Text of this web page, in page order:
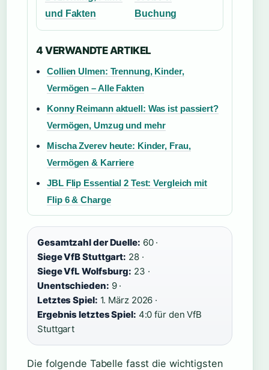
und Fakten
Buchung
4 VERWANDTE ARTIKEL
Collien Ulmen: Trennung, Kinder,
Vermögen – Alle Fakten
Konny Reimann aktuell: Was ist passiert?
Vermögen, Umzug und mehr
Mischa Zverev heute: Kinder, Frau,
Vermögen & Karriere
JBL Flip Essential 2 Test: Vergleich mit
Flip 6 & Charge
Gesamtzahl der Duelle: 60 ·
Siege VfB Stuttgart: 28 ·
Siege VfL Wolfsburg: 23 ·
Unentschieden: 9 ·
Letztes Spiel: 1. März 2026 ·
Ergebnis letztes Spiel: 4:0 für den VfB
Stuttgart
Die folgende Tabelle fasst die wichtigsten